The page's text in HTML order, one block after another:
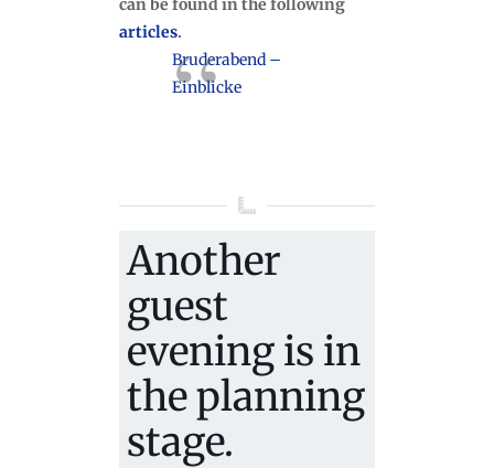
can be found in the following
articles.
Bruderabend –
Einblicke
Another
guest
evening is in
the planning
stage.